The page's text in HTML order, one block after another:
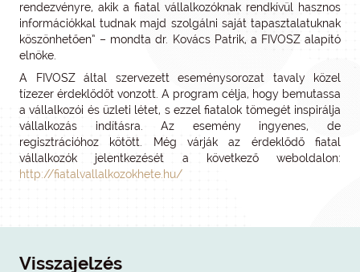
rendezvényre, akik a fiatal vállalkozóknak rendkívül hasznos
információkkal tudnak majd szolgálni saját tapasztalatuknak
köszönhetően” – mondta dr. Kovács Patrik, a FIVOSZ alapító
elnöke.
A FIVOSZ által szervezett eseménysorozat tavaly közel
tízezer érdeklődőt vonzott. A program célja, hogy bemutassa
a vállalkozói és üzleti létet, s ezzel fiatalok tömegét inspirálja
vállalkozás indításra. Az esemény ingyenes, de
regisztrációhoz kötött. Még várják az érdeklődő fiatal
vállalkozók jelentkezését a következő weboldalon:
http://fiatalvallalkozokhete.hu/
Visszajelzés